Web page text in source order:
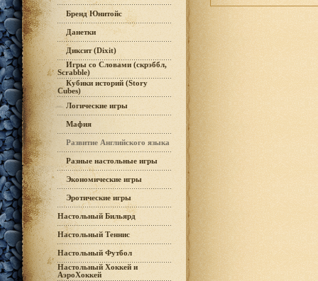
Бренд Юнитойс
Данетки
Диксит (Dixit)
Игры со Словами (скрэббл,
Scrabble)
Кубики историй (Story
Cubes)
Логические игры
Мафия
Развитие Английского языка
Разные настольные игры
Экономические игры
Эротические игры
Настольный Бильярд
Настольный Теннис
Настольный Футбол
Настольный Хоккей и
АэроХоккей